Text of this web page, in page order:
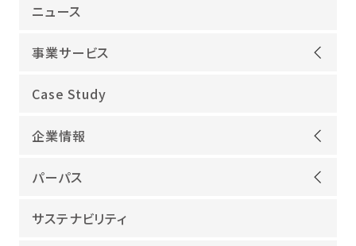
ニュース
事業サービス
オープンアップグループが選ばれる理由
ITインフラ
IT開発
海外領域
Case Study
企業情報
ごあいさつ
沿革
パーパス
当社グループのパーパス
サステナビリティ